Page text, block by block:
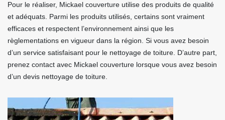
Pour le réaliser, Mickael couverture utilise des produits de qualité
et adéquats. Parmi les produits utilisés, certains sont vraiment
efficaces et respectent l’environnement ainsi que les
règlementations en vigueur dans la région. Si vous avez besoin
d’un service satisfaisant pour le nettoyage de toiture. D’autre part,
prenez contact avec Mickael couverture lorsque vous avez besoin
d’un devis nettoyage de toiture.